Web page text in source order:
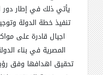
يأتي ذلك في إطار
تنفيذ خطة الدولة
اجيال قادرة على
المصرية في بناء